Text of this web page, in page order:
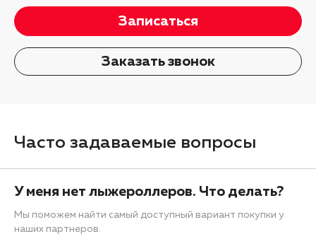
Записаться
Заказать звонок
Часто задаваемые вопросы
У меня нет лыжероллеров. Что делать?
Мы поможем найти самый доступный вариант покупки у
наших партнеров.